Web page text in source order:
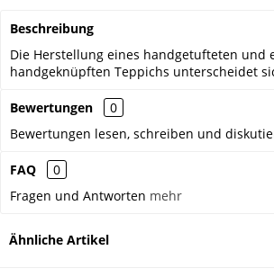
Beschreibung
Die Herstellung eines handgetufteten und
handgeknüpften Teppichs unterscheidet
Bewertungen
0
Bewertungen lesen, schreiben und
FAQ
0
Fragen und Antworten mehr
Ähnliche Artikel